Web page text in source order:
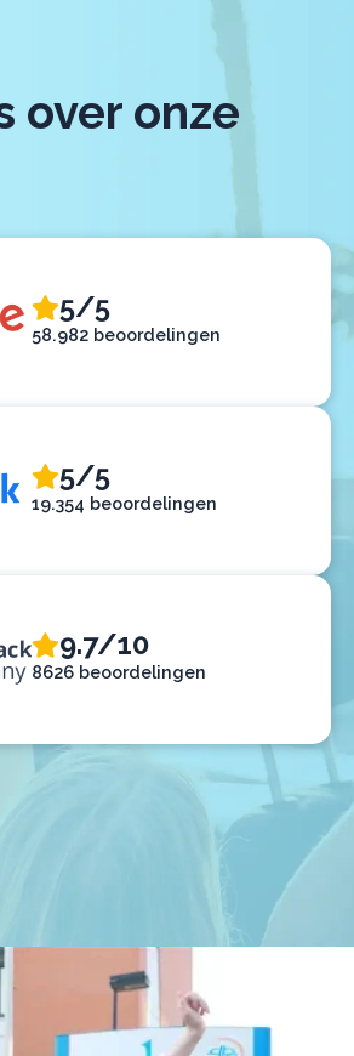
over onze
5/5
58.982 beoordelingen
5/5
19.354 beoordelingen
9.7/10
8626 beoordelingen